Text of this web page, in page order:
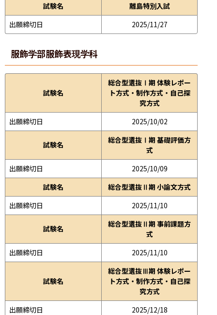
試験名
離島特別入試
出願締切日
2025/11/27
服飾学部服飾表現学科
試験名
総合型選抜Ⅰ期 体験レポー
ト方式・制作方式・自己探
究方式
出願締切日
2025/10/02
試験名
総合型選抜Ⅰ期 基礎評価方
式
出願締切日
2025/10/09
試験名
総合型選抜Ⅱ期 小論文方式
出願締切日
2025/11/10
試験名
総合型選抜Ⅱ期 事前課題方
式
出願締切日
2025/11/10
試験名
総合型選抜Ⅲ期 体験レポー
ト方式・制作方式・自己探
究方式
出願締切日
2025/12/18